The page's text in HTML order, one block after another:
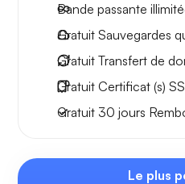
Bande passante
Gratuit Sauvegardes
Gratuit Transfert de
Gratuit Certificat (s)
Gratuit 30 jours
Le plus